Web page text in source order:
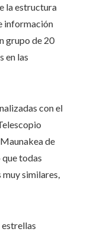
la estructura
información
grupo de 20
en las
con el
de
todas
similares,
estrellas